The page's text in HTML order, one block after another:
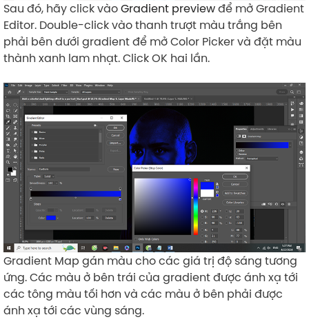
Sau đó, hãy click vàoGradient previewđể mở Gradient
Editor. Double-click vào thanh trượt màu trắng bên
phải bên dưới gradient để mở Color Picker và đặt màu
thành xanh lam nhạt. Click OK hai lần.
Gradient Map gán màu cho các giá trị độ sáng tương
ứng. Các màu ở bên trái của gradient được ánh xạ tới
các tông màu tối hơn và các màu ở bên phải được
ánh xạ tới các vùng sáng.